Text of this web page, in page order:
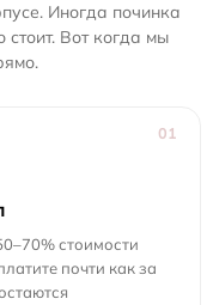
Иногда починка
стоит. Вот когда мы
01
стоимости
почти как за